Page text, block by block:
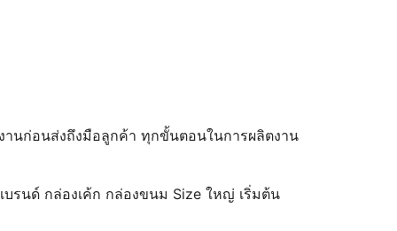
านก่อนส่งถึงมือลูกค้า ทุกขั้นตอนในการผลิตงาน
รนด์ กล่องเค้ก กล่องขนม Size ใหญ่ เริ่มต้น